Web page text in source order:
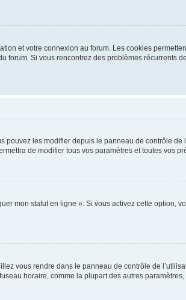
et votre connexion au forum. Les cookies
forum. Si vous rencontrez des problèmes récurrents
les modifier depuis le panneau de contrôle de
de modifier tous vos paramètres et toutes vos
mon statut en ligne ». Si vous activez cette option,
vous rendre dans le panneau de contrôle de
horaire, comme la plupart des autres paramètres,